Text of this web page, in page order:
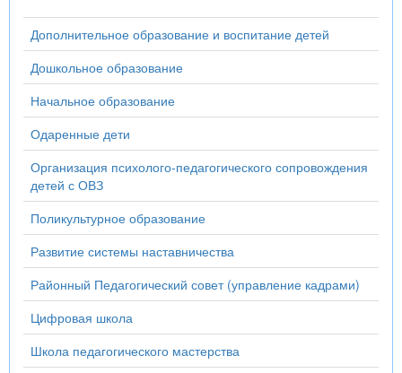
Дополнительное образование и воспитание детей
Дошкольное образование
Начальное образование
Одаренные дети
Организация психолого-педагогического сопровождения
детей с ОВЗ
Поликультурное образование
Развитие системы наставничества
Районный Педагогический совет (управление кадрами)
Цифровая школа
Школа педагогического мастерства